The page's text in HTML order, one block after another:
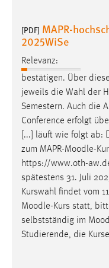
[PDF] MAPR-
2025WiSe
Relevanz:
bestätigen. Über
jeweils die Wahl der
Semestern. Auch die
Conference erfolgt
[...] läuft wie folgt ab:
zum MAPR-Moodle-
https://www.oth-
spätestens 31. Juli
Kurswahl findet vom
Moodle-Kurs statt,
selbstständig im
Studierende, die
Marketing
verwendet, um
Sie tun dies, indem
hinweg verfolgen.
Google Ads
Name:
Anbieter:
Google Ireland
Zweck:
Conversion-Tracking
Cookie Laufzeit: